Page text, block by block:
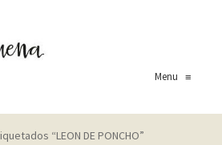
Menu≡
“LEON DE PONCHO”